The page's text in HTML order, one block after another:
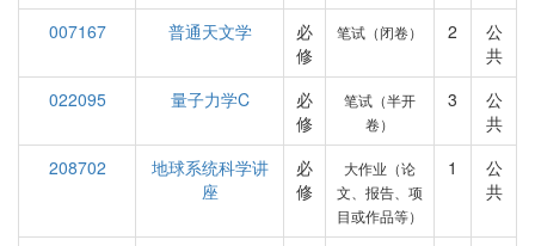
007167
普通天文学
必
修
笔试（闭卷） 2
公
共
022095
量子力学C
必
修
笔试（半开
卷）
3
公
共
208702
地球系统科学讲
座
必
修
大作业（论
文、报告、项
目或作品等）
1
公
共